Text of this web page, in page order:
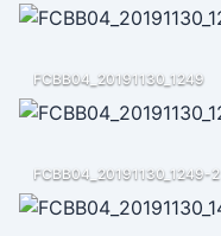
FCBB04_20191130_1249
FCBB04_20191130_1249-2